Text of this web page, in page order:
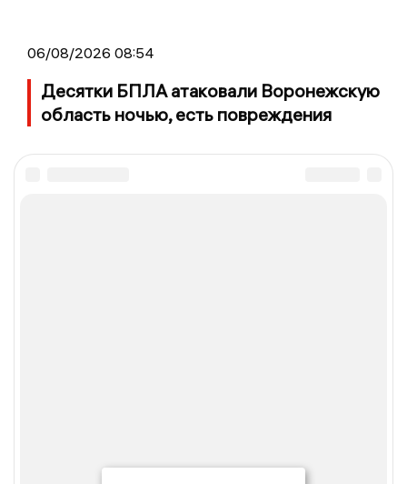
06/08/2026 08:54
Десятки БПЛА атаковали Воронежскую
область ночью, есть повреждения